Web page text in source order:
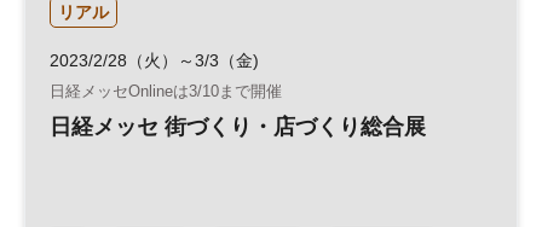
リアル
2023/2/28（火）～3/3（金)
日経メッセOnlineは3/10まで開催
日経メッセ 街づくり・店づくり総合展